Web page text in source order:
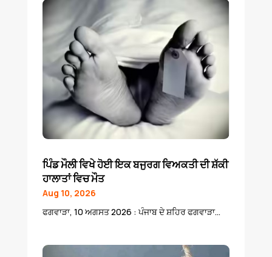
ਪਿੰਡ ਮੌਲੀ ਵਿਖੇ ਹੋਈ ਇਕ ਬਜੁਰਗ ਵਿਅਕਤੀ ਦੀ ਸ਼ੱਕੀ
ਹਾਲਾਤਾਂ ਵਿਚ ਮੌਤ
Aug 10, 2026
ਫਗਵਾੜਾ, 10 ਅਗਸਤ 2026 : ਪੰਜਾਬ ਦੇ ਸ਼ਹਿਰ ਫਗਵਾੜਾ...